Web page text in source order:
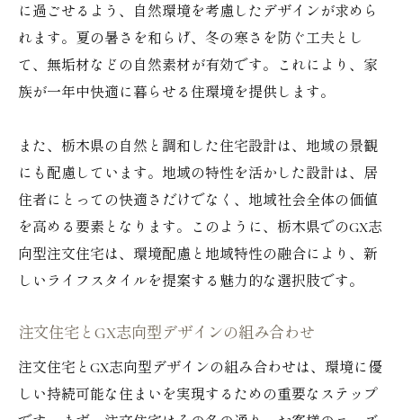
に過ごせるよう、自然環境を考慮したデザインが求めら
れます。夏の暑さを和らげ、冬の寒さを防ぐ工夫とし
て、無垢材などの自然素材が有効です。これにより、家
族が一年中快適に暮らせる住環境を提供します。
また、栃木県の自然と調和した住宅設計は、地域の景観
にも配慮しています。地域の特性を活かした設計は、居
住者にとっての快適さだけでなく、地域社会全体の価値
を高める要素となります。このように、栃木県でのGX志
向型注文住宅は、環境配慮と地域特性の融合により、新
しいライフスタイルを提案する魅力的な選択肢です。
注文住宅とGX志向型デザインの組み合わせ
注文住宅とGX志向型デザインの組み合わせは、環境に優
しい持続可能な住まいを実現するための重要なステップ